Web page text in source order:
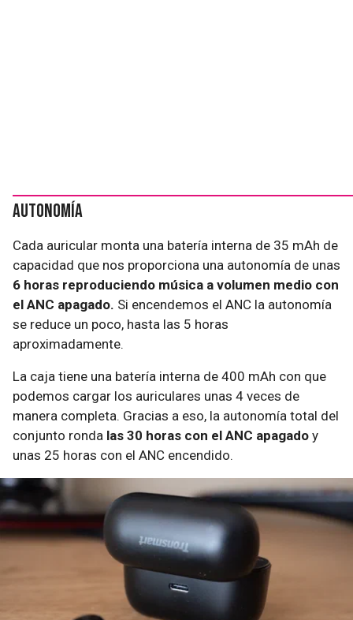
Autonomía
Cada auricular monta una batería interna de 35 mAh de
capacidad que nos proporciona una autonomía de unas
6 horas reproduciendo música a volumen medio con
el ANC apagado. Si encendemos el ANC la autonomía
se reduce un poco, hasta las 5 horas
aproximadamente.
La caja tiene una batería interna de 400 mAh con que
podemos cargar los auriculares unas 4 veces de
manera completa. Gracias a eso, la autonomía total del
conjunto ronda las 30 horas con el ANC apagado y
unas 25 horas con el ANC encendido.